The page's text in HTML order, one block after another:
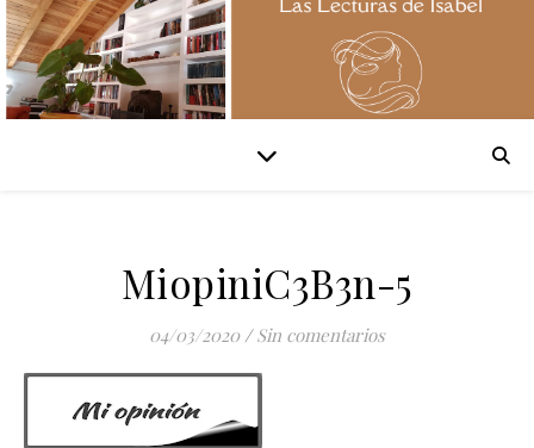
MiopiniC3B3n-5
04/03/2020 / Sin comentarios